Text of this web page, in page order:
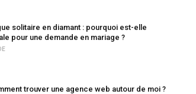
solitaire en diamant : pourquoi est-elle
pour une demande en mariage ?
trouver une agence web autour de moi ?